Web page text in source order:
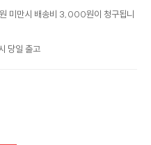
미만시 배송비 3,000원이 청구됩니
당일 출고